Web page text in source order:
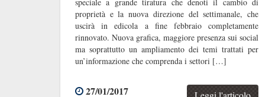
proprietà e la nuova direzione del settimanale, che
uscirà in edicola a fine febbraio completamente
rinnovato. Nuova grafica, maggiore presenza sui social
ma soprattutto un ampliamento dei temi trattati per
un’informazione che comprenda i settori […]
27/01/2017